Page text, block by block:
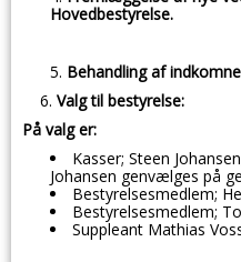
Hovedbestyrelse.
Behandling af
6. Valg til bestyrelse:
På valg er:
Kasser; Steen
Johansen genvælges på
Bestyrelsesmedlem;
Bestyrelsesmedlem;
Suppleant Mathias